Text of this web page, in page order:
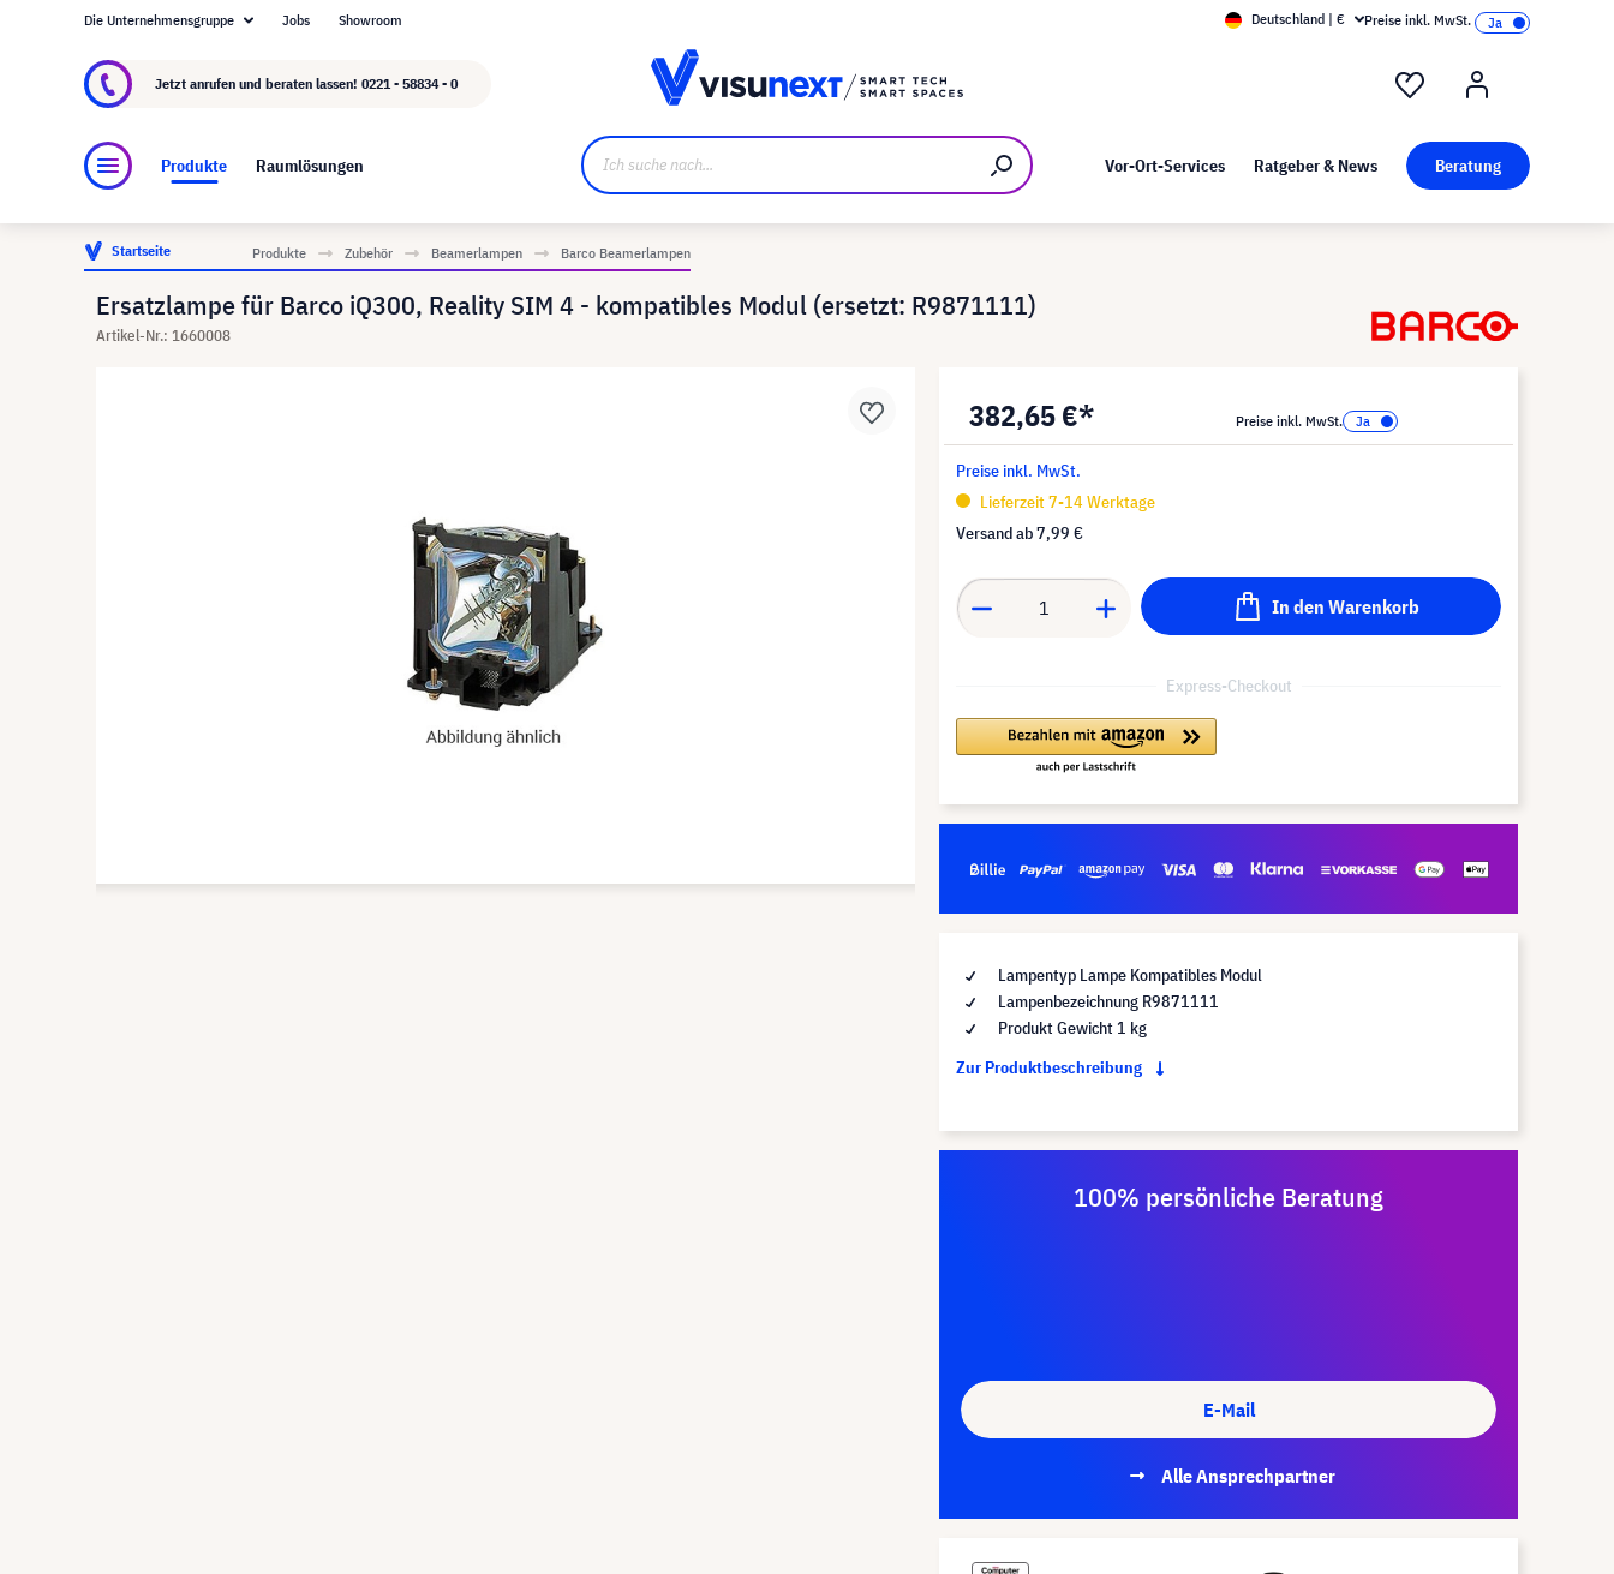
Über visunext.de Kunst bei visunext
Die Unternehmensgruppe Jobs Showroom Deutschland | € Preise inkl. MwSt.
Jetzt anrufen und beraten lassen! 0221 - 58834 - 0
Produkte Raumlösungen Vor-Ort-Services Ratgeber & News Beratung
Startseite Produkte Zubehör Beamerlampen Barco Beamerlampen
Ersatzlampe für Barco iQ300, Reality SIM 4 - kompatibles Modul (ersetzt: R9871111)
Artikel-Nr.: 1660008
382,65 €* Preise inkl. MwSt.
Preise inkl. MwSt.
Lieferzeit 7-14 Werktage
Versand ab7,99 €
In den Warenkorb
Express-Checkout
Lampentyp Lampe Kompatibles Modul
Lampenbezeichnung R9871111
Produkt Gewicht 1 kg
Zur Produktbeschreibung
100% persönliche Beratung
E-Mail
Alle Ansprechpartner